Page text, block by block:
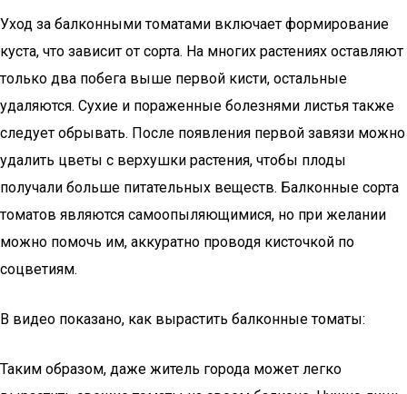
Уход за балконными томатами включает формирование
куста, что зависит от сорта. На многих растениях оставляют
только два побега выше первой кисти, остальные
удаляются. Сухие и пораженные болезнями листья также
следует обрывать. После появления первой завязи можно
удалить цветы с верхушки растения, чтобы плоды
получали больше питательных веществ. Балконные сорта
томатов являются самоопыляющимися, но при желании
можно помочь им, аккуратно проводя кисточкой по
соцветиям.
В видео показано, как вырастить балконные томаты:
Таким образом, даже житель города может легко